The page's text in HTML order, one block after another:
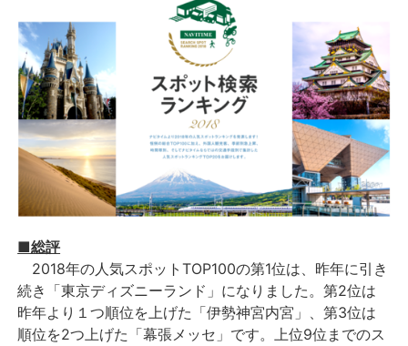
■総評
2018年の人気スポットTOP100の第1位は、昨年に引き
続き「東京ディズニーランド」になりました。第2位は
昨年より１つ順位を上げた「伊勢神宮内宮」、第3位は
順位を2つ上げた「幕張メッセ」です。上位9位までのス